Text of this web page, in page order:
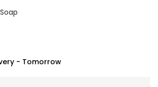
- Tomorrow